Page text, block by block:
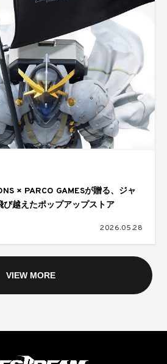
× PARCO GAMESが贈る、ジャ
び越えたポップアップストア
2026.05.28
VIEW MORE